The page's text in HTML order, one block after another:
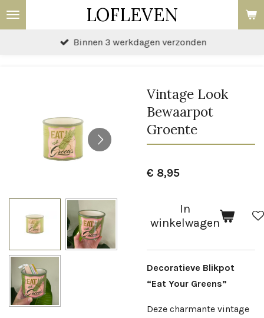
Ga
direct
LOFLEVEN
Binnen 3 werkdagen verzonden
Vintage Look
Bewaarpot
Groente
€ 8,95
In
winkelwagen
Decoratieve Blikpot
“Eat Your Greens”
Deze charmante vintage